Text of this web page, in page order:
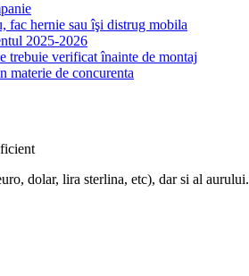
fac hernie sau îşi distrug mobila
2025-2026
trebuie verificat înainte de montaj
de concurenta
dolar, lira sterlina, etc), dar si al aurului.